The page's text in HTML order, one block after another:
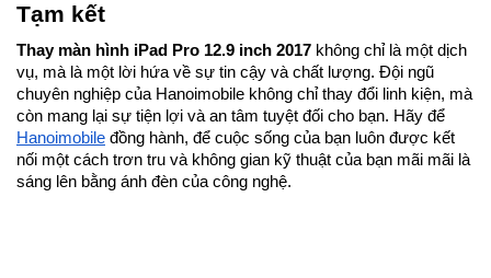
Tạm kết
Thay màn hình iPad Pro 12.9 inch 2017 không chỉ là một dịch
vụ, mà là một lời hứa về sự tin cậy và chất lượng. Đội ngũ
chuyên nghiệp của Hanoimobile không chỉ thay đổi linh kiện, mà
còn mang lại sự tiện lợi và an tâm tuyệt đối cho bạn. Hãy để
Hanoimobile đồng hành, để cuộc sống của bạn luôn được kết
nối một cách trơn tru và không gian kỹ thuật của bạn mãi mãi là
sáng lên bằng ánh đèn của công nghệ.